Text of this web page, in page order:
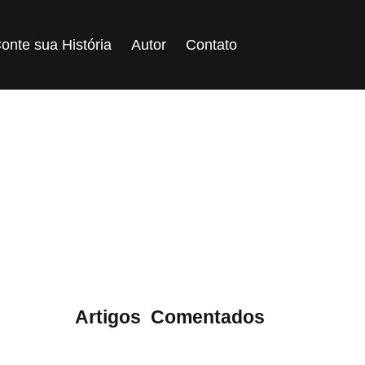
sua História Autor Contato
Artigos Comentados